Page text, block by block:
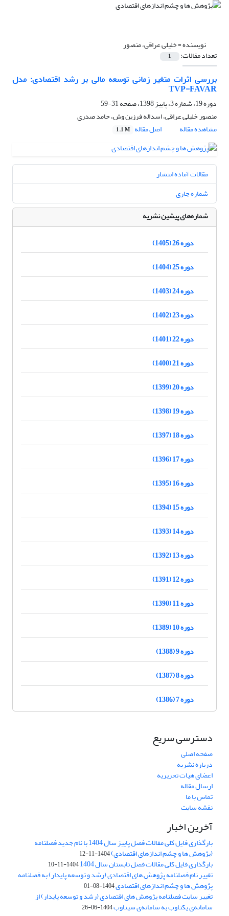
نویسنده =خلیلی عراقی، منصور
تعداد مقالات: 1
بررسی اثرات متغیر زمانی توسعه مالی بر رشد اقتصادی: مدل
TVP-FAVAR
دوره 19، شماره 3، پاییز 1398، صفحه
31-59
منصور خلیلی عراقی، اسداله فرزین وش، حامد صدری
مشاهده مقاله
اصل مقاله 1.1 M
مقالات آماده انتشار
شماره جاری
شماره‌های پیشین نشریه
دوره 26 (1405)
دوره 25 (1404)
دوره 24 (1403)
دوره 23 (1402)
دوره 22 (1401)
دوره 21 (1400)
دوره 20 (1399)
دوره 19 (1398)
دوره 18 (1397)
دوره 17 (1396)
دوره 16 (1395)
دوره 15 (1394)
دوره 14 (1393)
دوره 13 (1392)
دوره 12 (1391)
دوره 11 (1390)
دوره 10 (1389)
دوره 9 (1388)
دوره 8 (1387)
دوره 7 (1386)
دسترسی سریع
صفحه اصلی
درباره نشریه
اعضای هیات تحریریه
ارسال مقاله
تماس با ما
نقشه سایت
آخرین اخبار
بارگذاری فایل کلی مقالات فصل پاییز سال 1404 با نام جدید فصلنامه
(پژوهش ها و چشم اندازهای اقتصادی)1404-11-12
بارگذاری فایل کلی مقالات فصل تابستان سال 1404 1404-11-10
تغییر نام فصلنامه پژوهش های اقتصادی (رشد و توسعه پایدار) به فصلنامه
پژوهش ها و چشم اندازهای اقتصادی1404-08-01
تغییر سایت فصلنامه پژوهش های اقتصادی (رشد و توسعه پایدار) از
سامانه‌ی یکتاوب به سامانه‌ی سیناوب1404-06-26